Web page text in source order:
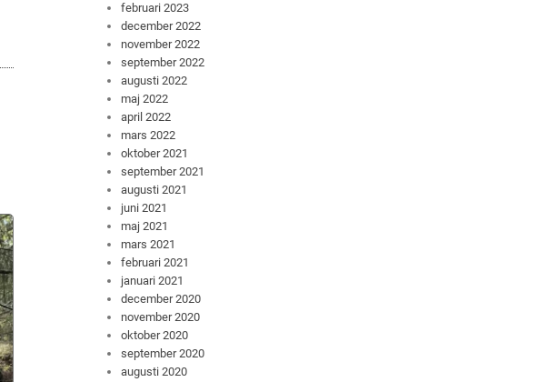
februari 2023
december 2022
november 2022
september 2022
augusti 2022
maj 2022
april 2022
mars 2022
oktober 2021
september 2021
augusti 2021
juni 2021
maj 2021
mars 2021
februari 2021
januari 2021
december 2020
november 2020
oktober 2020
september 2020
augusti 2020